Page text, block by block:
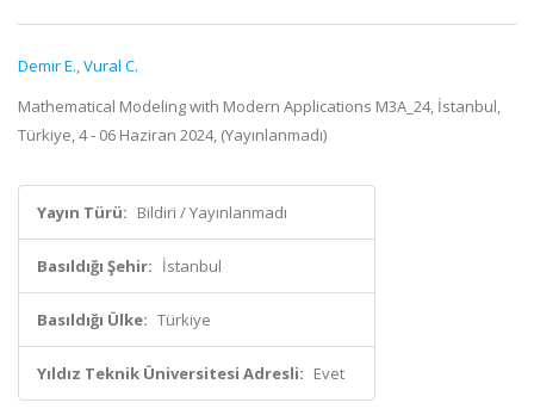
Demir E.,Vural C.
Mathematical Modeling with Modern Applications M3A_24, İstanbul,
Türkiye, 4 - 06 Haziran 2024, (Yayınlanmadı)
Yayın Türü: Bildiri / Yayınlanmadı
Basıldığı Şehir: İstanbul
Basıldığı Ülke: Türkiye
Yıldız Teknik Üniversitesi Adresli: Evet